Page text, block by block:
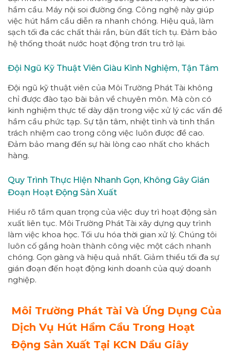
hầm cầu. Máy nội soi đường ống. Công nghệ này giúp
việc hút hầm cầu diễn ra nhanh chóng. Hiệu quả, làm
sạch tối đa các chất thải rắn, bùn đất tích tụ. Đảm bảo
hệ thống thoát nước hoạt động trơn tru trở lại.
Đội Ngũ Kỹ Thuật Viên Giàu Kinh Nghiệm, Tận Tâm
Đội ngũ kỹ thuật viên của Môi Trường Phát Tài không
chỉ được đào tạo bài bản về chuyên môn. Mà còn có
kinh nghiệm thực tế dày dặn trong việc xử lý các vấn đề
hầm cầu phức tạp. Sự tận tâm, nhiệt tình và tinh thần
trách nhiệm cao trong công việc luôn được đề cao.
Đảm bảo mang đến sự hài lòng cao nhất cho khách
hàng.
Quy Trình Thực Hiện Nhanh Gọn, Không Gây Gián
Đoạn Hoạt Động Sản Xuất
Hiểu rõ tầm quan trọng của việc duy trì hoạt động sản
xuất liên tục. Môi Trường Phát Tài xây dựng quy trình
làm việc khoa học. Tối ưu hóa thời gian xử lý. Chúng tôi
luôn cố gắng hoàn thành công việc một cách nhanh
chóng. Gọn gàng và hiệu quả nhất. Giảm thiểu tối đa sự
gián đoạn đến hoạt động kinh doanh của quý doanh
nghiệp.
Môi Trường Phát Tài Và Ứng Dụng Của
Dịch Vụ Hút Hầm Cầu Trong Hoạt
Động Sản Xuất Tại KCN Dầu Giây